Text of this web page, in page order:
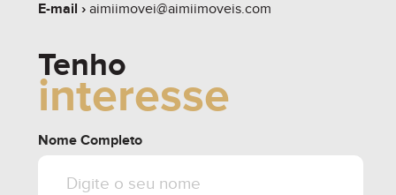
E-mail › aimiimovei@aimiimoveis.com
Tenho
interesse
Nome Completo